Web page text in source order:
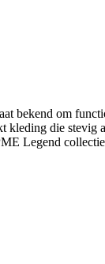
bekend om
kleding die stevig
Legend